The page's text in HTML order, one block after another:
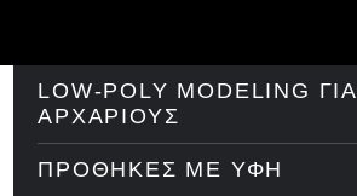
LOW-POLY MODELING ΓΙΑ
ΑΡΧΆΡΙΟΥΣ
ΠΡΟΘΉΚΕΣ ΜΕ ΥΦΉ